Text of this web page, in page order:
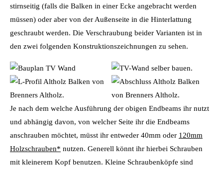
stirnseitig (falls die Balken in einer Ecke angebracht werden
müssen) oder aber von der Außenseite in die Hinterlattung
geschraubt werden. Die Verschraubung beider Varianten ist in
den zwei folgenden Konstruktionszeichnungen zu sehen.
Je nach dem welche Ausführung der obigen Endbeams ihr nutzt
und abhängig davon, von welcher Seite ihr die Endbeams
anschrauben möchtet, müsst ihr entweder 40mm oder 120mm
Holzschrauben* nutzen. Generell könnt ihr hierbei Schrauben
mit kleinerem Kopf benutzen. Kleine Schraubenköpfe sind